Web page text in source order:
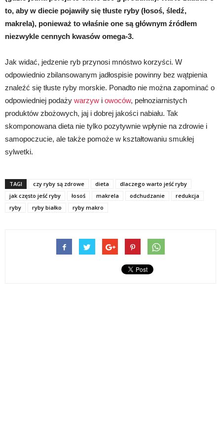
to, aby w diecie pojawiły się tłuste ryby (łosoś, śledź,
makrela), ponieważ to właśnie one są głównym źródłem
niezwykle cennych kwasów omega-3.
Jak widać, jedzenie ryb przynosi mnóstwo korzyści. W
odpowiednio zbilansowanym jadłospisie powinny bez wątpienia
znaleźć się tłuste ryby morskie. Ponadto nie można zapominać o
odpowiedniej podaży warzyw i owoców, pełnoziarnistych
produktów zbożowych, jaj i dobrej jakości nabiału. Tak
skomponowana dieta nie tylko pozytywnie wpłynie na zdrowie i
samopoczucie, ale także pomoże w kształtowaniu smukłej
sylwetki.
TAGI czy ryby są zdrowe dieta
dlaczego warto jeść ryby
jak często jeść ryby
łosoś makrela odchudzanie
redukcja
ryby
ryby białko ryby makro